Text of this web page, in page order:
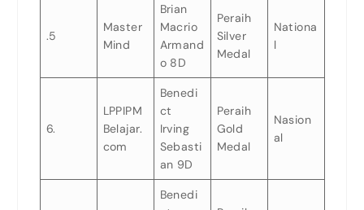
.5
Master
Mind
Brian
Macrio
Armand
o 8D
Peraih
Silver
Medal
Nationa
l
6.
LPPIPM
Belajar.
com
Benedi
ct
Irving
Sebasti
an 9D
Peraih
Gold
Medal
Nasion
al
Benedi